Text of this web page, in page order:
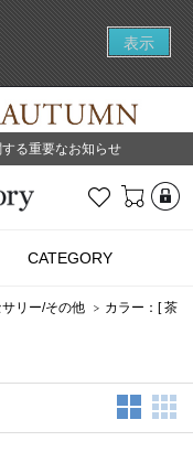
表示
る重要なお知らせ
お気に入り
CATEGORY
リー/その他 カラー：[茶
2列表示